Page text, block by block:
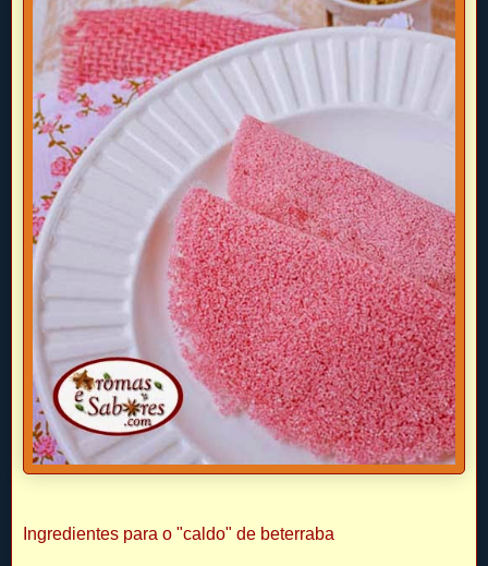
Ingredientes para o "caldo" de beterraba